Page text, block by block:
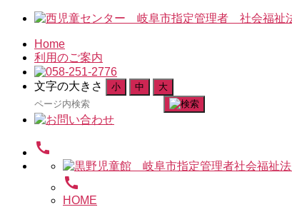
Home
利用のご案内
文字の大きさ 小 中 大
検
索
象:
call
call
HOME